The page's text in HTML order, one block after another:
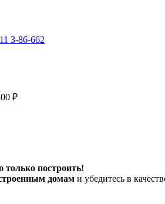
З-86-662
₽
только построить!
домам и убедитесь в